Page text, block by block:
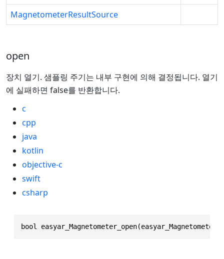
MagnetometerResultSource
open
장치 열기. 샘플링 주기는 내부 구현에 의해 결정됩니다. 열기
에 실패하면 false를 반환합니다.
c
cpp
java
kotlin
objective-c
swift
csharp
bool